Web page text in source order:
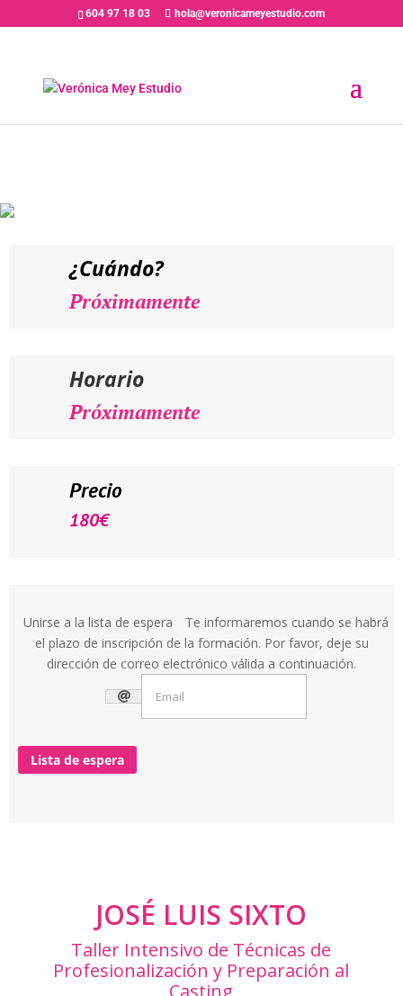
604 97 18 03 hola@veronicameyestudio.com
PRÓXIMAMENTE // JOSÉ LUIS
SIXTO – Taller Intensivo de
¿Cuándo?
Próximamente
Horario
Próximamente
Precio
180€
Unirse a la lista de espera
Te informaremos cuando se habrá
el plazo de inscripción de la formación. Por favor, deje su
dirección de correo electrónico válida a continuación.
Lista de espera
JOSÉ LUIS SIXTO
Taller Intensivo de Técnicas de
Profesionalización y Preparación al